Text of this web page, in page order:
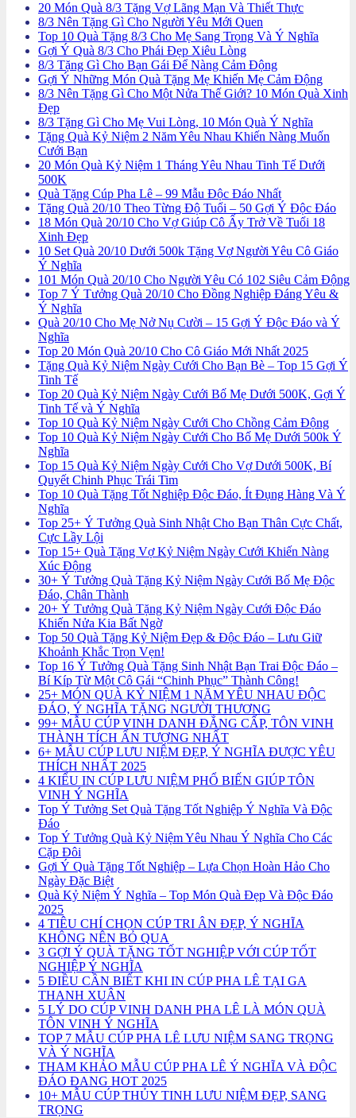
20 Món Quà 8/3 Tặng Vợ Lãng Mạn Và Thiết Thực
8/3 Nên Tặng Gì Cho Người Yêu Mới Quen
Top 10 Quà Tặng 8/3 Cho Mẹ Sang Trọng Và Ý Nghĩa
Gợi Ý Quà 8/3 Cho Phái Đẹp Xiêu Lòng
8/3 Tặng Gì Cho Bạn Gái Để Nàng Cảm Động
Gợi Ý Những Món Quà Tặng Mẹ Khiến Mẹ Cảm Động
8/3 Nên Tặng Gì Cho Một Nửa Thế Giới? 10 Món Quà Xinh
Đẹp
8/3 Tặng Gì Cho Mẹ Vui Lòng, 10 Món Quà Ý Nghĩa
Tặng Quà Kỷ Niệm 2 Năm Yêu Nhau Khiến Nàng Muốn
Cưới Bạn
20 Món Quà Kỷ Niệm 1 Tháng Yêu Nhau Tinh Tế Dưới
500K
Quà Tặng Cúp Pha Lê – 99 Mẫu Độc Đáo Nhất
Tặng Quà 20/10 Theo Từng Độ Tuổi – 50 Gợi Ý Độc Đáo
18 Món Quà 20/10 Cho Vợ Giúp Cô Ấy Trở Về Tuổi 18
Xinh Đẹp
10 Set Quà 20/10 Dưới 500k Tặng Vợ Người Yêu Cô Giáo
Ý Nghĩa
101 Món Quà 20/10 Cho Người Yêu Có 102 Siêu Cảm Động
Top 7 Ý Tưởng Quà 20/10 Cho Đồng Nghiệp Đáng Yêu &
Ý Nghĩa
Quà 20/10 Cho Mẹ Nở Nụ Cười – 15 Gợi Ý Độc Đáo và Ý
Nghĩa
Top 20 Món Quà 20/10 Cho Cô Giáo Mới Nhất 2025
Tặng Quà Kỷ Niệm Ngày Cưới Cho Bạn Bè – Top 15 Gợi Ý
Tinh Tế
Top 20 Quà Kỷ Niệm Ngày Cưới Bố Mẹ Dưới 500K, Gợi Ý
Tinh Tế và Ý Nghĩa
Top 10 Quà Kỷ Niệm Ngày Cưới Cho Chồng Cảm Động
Top 10 Quà Kỷ Niệm Ngày Cưới Cho Bố Mẹ Dưới 500k Ý
Nghĩa
Top 15 Quà Kỷ Niệm Ngày Cưới Cho Vợ Dưới 500K, Bí
Quyết Chinh Phục Trái Tim
Top 10 Quà Tặng Tốt Nghiệp Độc Đáo, Ít Đụng Hàng Và Ý
Nghĩa
Top 25+ Ý Tưởng Quà Sinh Nhật Cho Bạn Thân Cực Chất,
Cực Lầy Lội
Top 15+ Quà Tặng Vợ Kỷ Niệm Ngày Cưới Khiến Nàng
Xúc Động
30+ Ý Tưởng Quà Tặng Kỷ Niệm Ngày Cưới Bố Mẹ Độc
Đáo, Chân Thành
20+ Ý Tưởng Quà Tặng Kỷ Niệm Ngày Cưới Độc Đáo
Khiến Nửa Kia Bất Ngờ
Top 50 Quà Tặng Kỷ Niệm Đẹp & Độc Đáo – Lưu Giữ
Khoảnh Khắc Trọn Vẹn!
Top 16 Ý Tưởng Quà Tặng Sinh Nhật Bạn Trai Độc Đáo –
Bí Kíp Từ Một Cô Gái “Chinh Phục” Thành Công!
25+ MÓN QUÀ KỶ NIỆM 1 NĂM YÊU NHAU ĐỘC
ĐÁO, Ý NGHĨA TẶNG NGƯỜI THƯƠNG
99+ MẪU CÚP VINH DANH ĐẲNG CẤP, TÔN VINH
THÀNH TÍCH ẤN TƯỢNG NHẤT
6+ MẪU CÚP LƯU NIỆM ĐẸP, Ý NGHĨA ĐƯỢC YÊU
THÍCH NHẤT 2025
4 KIỂU IN CÚP LƯU NIỆM PHỔ BIẾN GIÚP TÔN
VINH Ý NGHĨA
Top Ý Tưởng Set Quà Tặng Tốt Nghiệp Ý Nghĩa Và Độc
Đáo
Top Ý Tưởng Quà Kỷ Niệm Yêu Nhau Ý Nghĩa Cho Các
Cặp Đôi
Gợi Ý Quà Tặng Tốt Nghiệp – Lựa Chọn Hoàn Hảo Cho
Ngày Đặc Biệt
Quà Kỷ Niệm Ý Nghĩa – Top Món Quà Đẹp Và Độc Đáo
2025
4 TIÊU CHÍ CHỌN CÚP TRI ÂN ĐẸP, Ý NGHĨA
KHÔNG NÊN BỎ QUA
3 GỢI Ý QUÀ TẶNG TỐT NGHIỆP VỚI CÚP TỐT
NGHIỆP Ý NGHĨA
5 ĐIỀU CẦN BIẾT KHI IN CÚP PHA LÊ TẠI GA
THANH XUÂN
5 LÝ DO CÚP VINH DANH PHA LÊ LÀ MÓN QUÀ
TÔN VINH Ý NGHĨA
TOP 7 MẪU CÚP PHA LÊ LƯU NIỆM SANG TRỌNG
VÀ Ý NGHĨA
THAM KHẢO MẪU CÚP PHA LÊ Ý NGHĨA VÀ ĐỘC
ĐÁO ĐANG HOT 2025
10+ MẪU CÚP THỦY TINH LƯU NIỆM ĐẸP, SANG
TRỌNG